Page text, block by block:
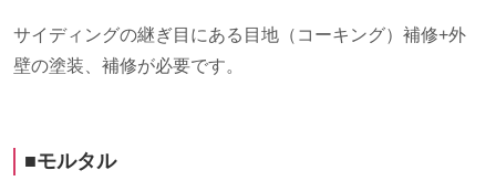
サイディングの継ぎ目にある目地（コーキング）補修+外
壁の塗装、補修が必要です。
■モルタル